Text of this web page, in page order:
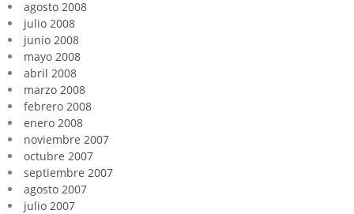
agosto 2008
julio 2008
junio 2008
mayo 2008
abril 2008
marzo 2008
febrero 2008
enero 2008
noviembre 2007
octubre 2007
septiembre 2007
agosto 2007
julio 2007